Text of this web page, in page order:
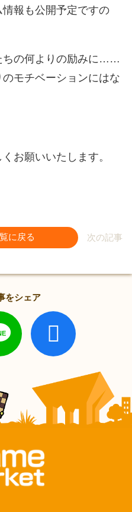
報も公開予定ですの
ちの何よりの励みに……
モチベーションにはな
お願いいたします。
に戻る 次の記事
をシェア